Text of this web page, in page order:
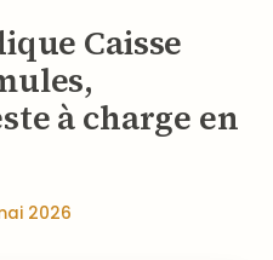
Caisse
à charge en
2026